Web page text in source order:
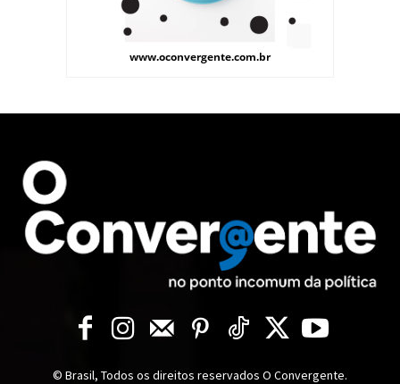
© Brasil, Todos os direitos reservados O Convergente.